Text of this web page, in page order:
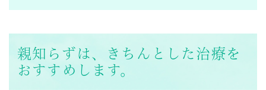
親知らずは、きちんとした治療を
おすすめします。